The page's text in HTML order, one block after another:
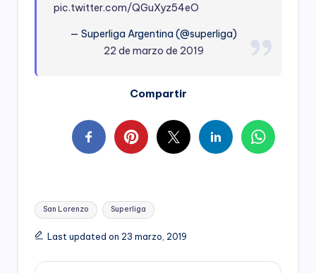
pic.twitter.com/QGuXyz54eO
— Superliga Argentina (@superliga)
22 de marzo de 2019
Compartir
Tags:
San Lorenzo Superliga
Last updated on 23 marzo, 2019